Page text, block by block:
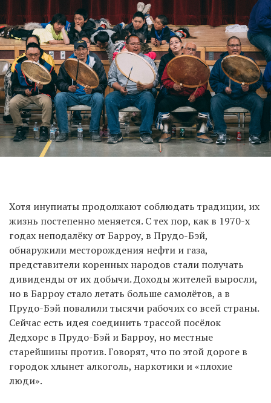
Хотя инупиаты продолжают соблюдать традиции, их
жизнь постепенно меняется. С тех пор, как в 1970-х
годах неподалёку от Барроу, в Прудо-Бэй,
обнаружили месторождения нефти и газа,
представители коренных народов стали получать
дивиденды от их добычи. Доходы жителей выросли,
но в Барроу стало летать больше самолётов, а в
Прудо-Бэй повалили тысячи рабочих со всей страны.
Сейчас есть идея соединить трассой посёлок
Дедхорс в Прудо-Бэй и Барроу, но местные
старейшины против. Говорят, что по этой дороге в
городок хлынет алкоголь, наркотики и «плохие
люди».